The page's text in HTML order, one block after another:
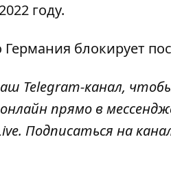
году.
Германия блокирует
Telegram-канал,
прямо в
. Подписаться на